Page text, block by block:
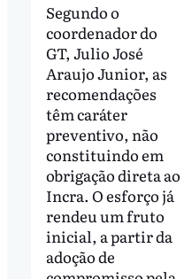
Segundo o
coordenador do
GT, Julio José
Araujo Junior, as
recomendações
têm caráter
preventivo, não
constituindo em
obrigação direta ao
Incra. O esforço já
rendeu um fruto
inicial, a partir da
adoção de